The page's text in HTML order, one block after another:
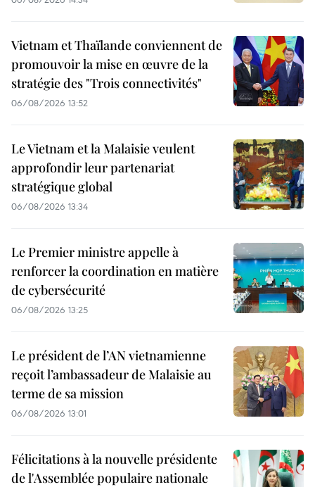
Vietnam et Thaïlande conviennent de
promouvoir la mise en œuvre de la
stratégie des "Trois connectivités"
06/08/2026 13:52
Le Vietnam et la Malaisie veulent
approfondir leur partenariat
stratégique global
06/08/2026 13:34
Le Premier ministre appelle à
renforcer la coordination en matière
de cybersécurité
06/08/2026 13:25
Le président de l’AN vietnamienne
reçoit l’ambassadeur de Malaisie au
terme de sa mission
06/08/2026 13:01
Félicitations à la nouvelle présidente
de l'Assemblée populaire nationale